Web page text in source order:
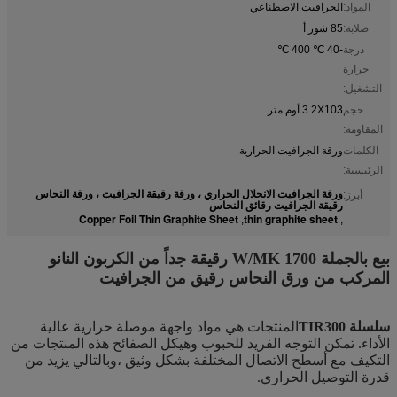
المواد:الجرافيت الاصطناعي
صلابة:85 شور أ
درجة
حرارة
التشغيل:
-40 ℃ 400 ℃
حجم
المقاومة:
3.2X103 أوم متر
الكلمات
الرئيسية:
ورقة الجرافيت الحرارية
أبرز:ورقة الجرافيت الانحلال الحراري ، ورقة رقيقة الجرافيت ، ورقة النحاس
رقيقة الجرافيت رقائق النحاس
,
thin graphite sheet
,
Copper Foil Thin Graphite Sheet
بيع بالجملة 1700 W/MK رقيقة جداً من الكربون النانو
المركب من ورق النحاس رقيق من الجرافيت
سلسلة TIR300
المنتجات هي مواد واجهة موصلة حرارية عالية
الأداء. تمكن التوجه الفريد للحبوب وهيكل الصفائح هذه المنتجات من
التكيف مع أسطح الاتصال المختلفة بشكل وثيق ،وبالتالي يزيد من
قدرة التوصيل الحراري.